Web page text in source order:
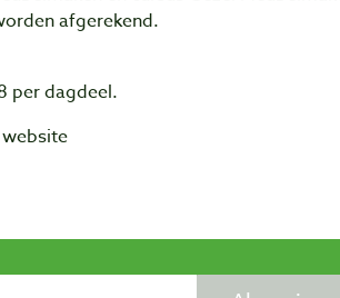
afgerekend.
per dagdeel.